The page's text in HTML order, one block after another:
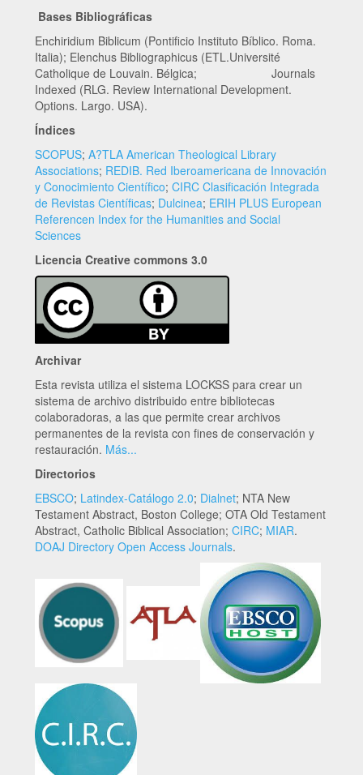
Bases Bibliográficas
Enchiridium Biblicum (Pontificio Instituto Bíblico. Roma.
Italia); Elenchus Bibliographicus (ETL.Université
Catholique de Louvain. Bélgica; Journals
Indexed (RLG. Review International Development.
Options. Largo. USA).
Índices
SCOPUS; A?TLA American Theological Library
Associations; REDIB. Red Iberoamericana de Innovación
y Conocimiento Científico; CIRC Clasificación Integrada
de Revistas Científicas; Dulcinea; ERIH PLUS European
Referencen Index for the Humanities and Social
Sciences
Licencia Creative commons 3.0
Archivar
Esta revista utiliza el sistema LOCKSS para crear un
sistema de archivo distribuido entre bibliotecas
colaboradoras, a las que permite crear archivos
permanentes de la revista con fines de conservación y
restauración. Más...
Directorios
EBSCO; Latindex-Catálogo 2.0; Dialnet; NTA New
Testament Abstract, Boston College; OTA Old Testament
Abstract, Catholic Biblical Association; CIRC; MIAR.
DOAJ Directory Open Access Journals.